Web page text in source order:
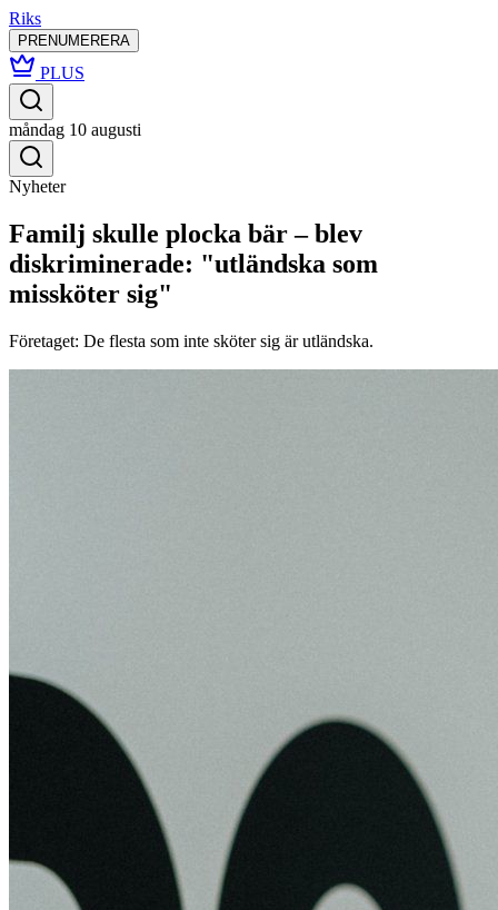
Riks
PRENUMERERA
PLUS
måndag 10 augusti
Nyheter
Familj skulle plocka bär – blev
diskriminerade: "utländska som
missköter sig"
Företaget: De flesta som inte sköter sig är utländska.